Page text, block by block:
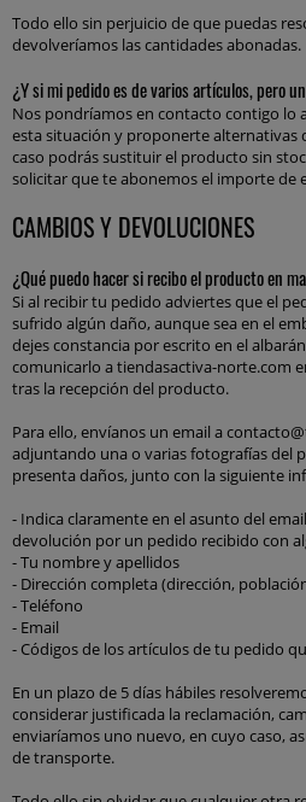
Todo ello sin perjuicio de que puedas
devolveríamos las cantidades abonadas.
¿Y si mi pedido es de varios artículos, pero
Nos pondríamos en contacto contigo lo
esta situación y proponerte alternativas
caso podrás sustituir el producto sin
solicitar que te abonemos el importe de
CAMBIOS Y DEVOLUCIONES
¿Qué puedo hacer si recibo el producto en
Si al recibir tu pedido adviertes que el
sufrido algún daño, aunque sea en el
dejes constancia por escrito en el
comunicarlo a tiendasactiva-norte.com
tras la recepción del producto.
Para ello, envíanos un email a
adjuntando una o varias fotografías del
presenta daños, junto con la siguiente
- Indica claramente en el asunto del
devolución por un pedido recibido con
- Tu nombre y apellidos
- Dirección completa (dirección,
- Teléfono
- Email
- Códigos de los artículos de tu pedido
En un plazo de 5 días hábiles
considerar justificada la reclamación,
enviaríamos uno nuevo, en cuyo caso,
de transporte.